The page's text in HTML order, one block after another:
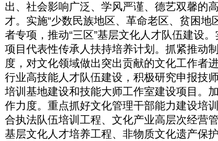
出、社会影响广泛、学风严谨、德艺双馨的
才。实施“少数民族地区、革命老区、贫困地
者专项，推动“三区”基层文化人才队伍建设
项目代表性传承人扶持培养计划。抓紧推动
度，对文化领域做出突出贡献的文化工作者
行业高技能人才队伍建设，积极研究申报技
培训基地建设和技能大师工作室建设项目。
作力度。重点抓好文化管理干部能力建设培
合执法队伍培训工程、文化产业高层次经营
基层文化人才培养工程、非物质文化遗产保